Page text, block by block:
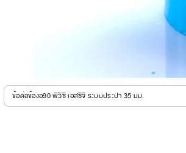
ข้อต่อข้องอ90 พีวีซี เอสซีจี ระบบประปา 35 มม.